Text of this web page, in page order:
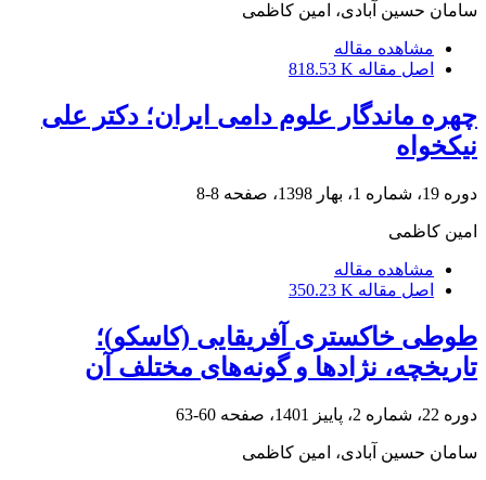
سامان حسین آبادی، امین کاظمی
مشاهده مقاله
اصل مقاله 818.53 K
چهره ماندگار علوم دامی ایران؛ دکتر علی
نیکخواه
دوره 19، شماره 1، بهار 1398، صفحه 8-8
امین کاظمی
مشاهده مقاله
اصل مقاله 350.23 K
طوطی خاکستری آفریقایی (کاسکو)؛
تاریخچه، نژادها و گونه‌های مختلف آن
دوره 22، شماره 2، پاییز 1401، صفحه 60-63
سامان حسین آبادی، امین کاظمی